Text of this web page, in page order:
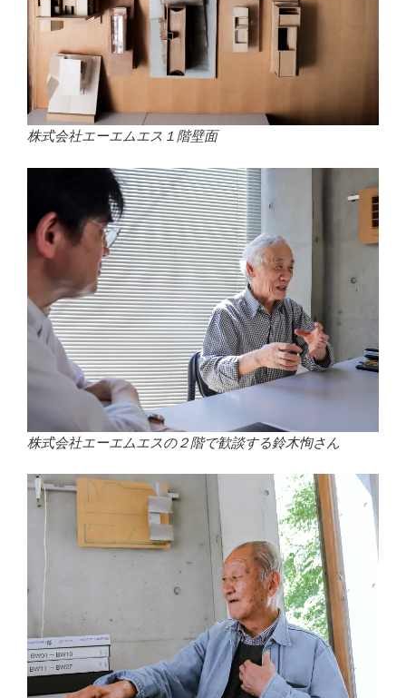
株式会社エーエムエス１階壁面
株式会社エーエムエスの２階で歓談する鈴木恂さん